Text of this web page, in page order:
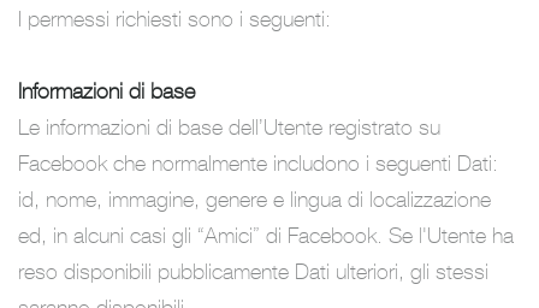
I permessi richiesti sono i seguenti:
Informazioni di base
Le informazioni di base dell’Utente registrato su
Facebook che normalmente includono i seguenti Dati:
id, nome, immagine, genere e lingua di localizzazione
ed, in alcuni casi gli “Amici” di Facebook. Se l'Utente ha
reso disponibili pubblicamente Dati ulteriori, gli stessi